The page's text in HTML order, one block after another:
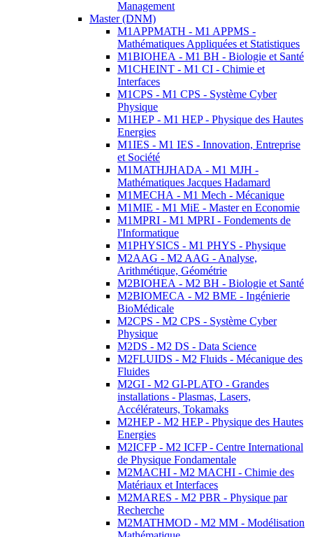
Management
Master (DNM)
M1APPMATH - M1 APPMS -
Mathématiques Appliquées et Statistiques
M1BIOHEA - M1 BH - Biologie et Santé
M1CHEINT - M1 CI - Chimie et
Interfaces
M1CPS - M1 CPS - Système Cyber
Physique
M1HEP - M1 HEP - Physique des Hautes
Energies
M1IES - M1 IES - Innovation, Entreprise
et Société
M1MATHJHADA - M1 MJH -
Mathématiques Jacques Hadamard
M1MECHA - M1 Mech - Mécanique
M1MIE - M1 MiE - Master en Economie
M1MPRI - M1 MPRI - Fondements de
l'Informatique
M1PHYSICS - M1 PHYS - Physique
M2AAG - M2 AAG - Analyse,
Arithmétique, Géométrie
M2BIOHEA - M2 BH - Biologie et Santé
M2BIOMECA - M2 BME - Ingénierie
BioMédicale
M2CPS - M2 CPS - Système Cyber
Physique
M2DS - M2 DS - Data Science
M2FLUIDS - M2 Fluids - Mécanique des
Fluides
M2GI - M2 GI-PLATO - Grandes
installations - Plasmas, Lasers,
Accélérateurs, Tokamaks
M2HEP - M2 HEP - Physique des Hautes
Energies
M2ICFP - M2 ICFP - Centre International
de Physique Fondamentale
M2MACHI - M2 MACHI - Chimie des
Matériaux et Interfaces
M2MARES - M2 PBR - Physique par
Recherche
M2MATHMOD - M2 MM - Modélisation